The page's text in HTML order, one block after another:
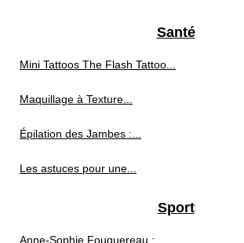
Santé
Mini Tattoos The Flash Tattoo...
Maquillage à Texture...
Épilation des Jambes :...
Les astuces pour une...
Sport
Anne-Sophie Fouquereau :...